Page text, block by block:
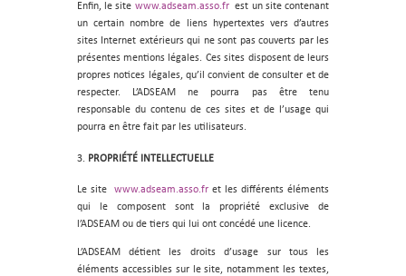
Enfin, le site www.adseam.asso.frest un site contenant
un certain nombre de liens hypertextes vers d’autres
sites Internet extérieurs qui ne sont pas couverts par les
présentes mentions légales. Ces sites disposent de leurs
propres notices légales, qu’il convient de consulter et de
respecter. L’ADSEAM ne pourra pas être tenu
responsable du contenu de ces sites et de l’usage qui
pourra en être fait par les utilisateurs.
PROPRIÉTÉ INTELLECTUELLE
Le site www.adseam.asso.fret les différents éléments
qui le composent sont la propriété exclusive de
l’ADSEAM ou de tiers qui lui ont concédé une licence.
L’ADSEAM détient les droits d’usage sur tous les
éléments accessibles sur le site, notamment les textes,